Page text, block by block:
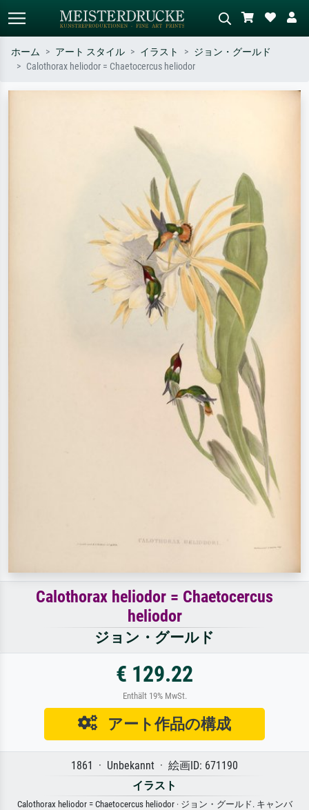
ホーム アート スタイル イラスト
ジョン・グールド
Calothorax heliodor = Chaetocercus heliodor
Calothorax heliodor = Chaetocercus
heliodor
ジョン・グールド
€ 129.22
Enthält 19% MwSt.
アート作品の構成
1861 · Unbekannt · 絵画ID: 671190
イラスト
Calothorax heliodor = Chaetocercus heliodor · ジョン・グールド. キャンバ